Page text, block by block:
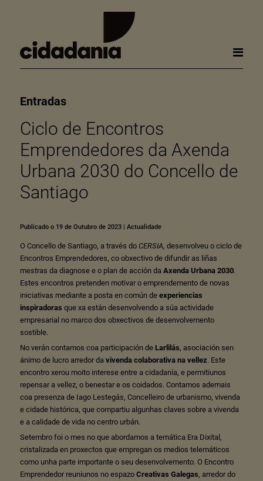
Entradas
Ciclo de Encontros
Emprendedores da Axenda
Urbana 2030 do Concello de
Santiago
Publicado o 19 de Outubro de 2023| Actualidade
O Concello de Santiago, a través do CERSIA, desenvolveu o ciclo de
Encontros Emprendedores, co obxectivo de difundir as liñas
mestras da diagnose e o plan de acción da Axenda Urbana 2030.
Estes encontros pretenden motivar o emprendemento de novas
iniciativas mediante a posta en común de experiencias
inspiradoras que xa están desenvolvendo a súa actividade
empresarial no marco dos obxectivos de desenvolvemento
sostible.
No verán contamos coa participación de Larlilás, asociación sen
ánimo de lucro arredor davivenda colaborativa na vellez. Este
encontro xerou moito interese entre a cidadanía, e permitiunos
repensar a vellez, o benestar e os coidados. Contamos ademais
coa presenza de Iago Lestegás, Concelleiro de urbanismo, vivenda
e cidade histórica, que compartiu algunhas claves sobre a vivenda
e a calidade de vida no centro urbán.
Setembro foi o mes no que abordamos a temática Era Dixital,
cristalizada en proxectos que empregan os medios telemáticos
como unha parte importante o seu desenvolvemento. O Encontro
Emprendedor reuniunos no espazo Creativas Galegas, arredor do